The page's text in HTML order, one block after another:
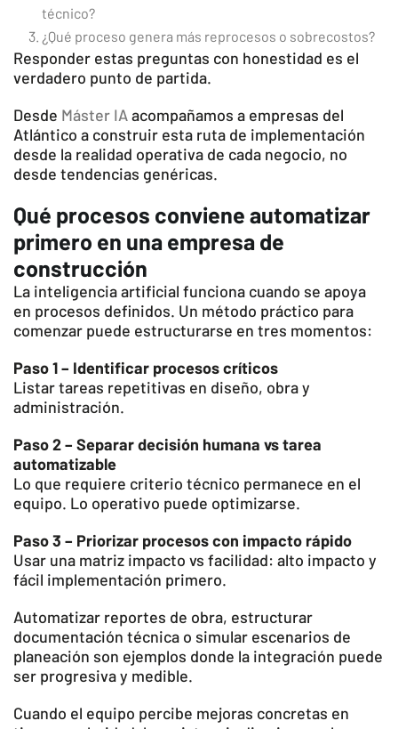
técnico?
¿Qué proceso genera más reprocesos o sobrecostos?
Responder estas preguntas con honestidad es el
verdadero punto de partida.
Desde Máster IAacompañamos a empresas del
Atlántico a construir esta ruta de implementación
desde la realidad operativa de cada negocio, no
desde tendencias genéricas.
Qué procesos conviene automatizar
primero en una empresa de
construcción
La inteligencia artificial funciona cuando se apoya
en procesos definidos. Un método práctico para
comenzar puede estructurarse en tres momentos:
Paso 1 – Identificar procesos críticos
Listar tareas repetitivas en diseño, obra y
administración.
Paso 2 – Separar decisión humana vs tarea
automatizable
Lo que requiere criterio técnico permanece en el
equipo. Lo operativo puede optimizarse.
Paso 3 – Priorizar procesos con impacto rápido
Usar una matriz impacto vs facilidad: alto impacto y
fácil implementación primero.
Automatizar reportes de obra, estructurar
documentación técnica o simular escenarios de
planeación son ejemplos donde la integración puede
ser progresiva y medible.
Cuando el equipo percibe mejoras concretas en